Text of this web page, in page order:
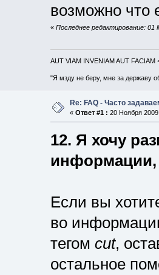
возможно что
« Последнее редактирование:
AUT VIAM INVENIAM AUT FACIAM
"Я мзду не беру, мне за державу
Re: FAQ - Часто
« Ответ #1 : 20 Ноября
12. Я хочу
информации,
Если вы
во
тегом cut,
остальное